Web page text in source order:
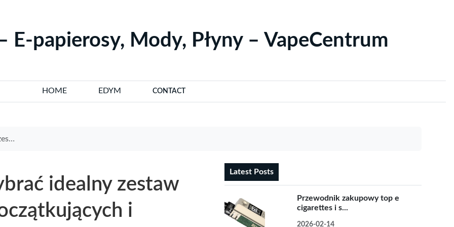
E-papierosy, Mody, Płyny – VapeCentrum
HOME EDYM CONTACT
idealny zestaw
i
Latest Posts
Przewodnik zakupowy top e
cigarettes i s...
2026-02-14